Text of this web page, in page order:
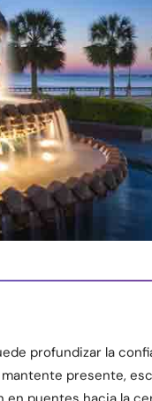
profundizar la
presente,